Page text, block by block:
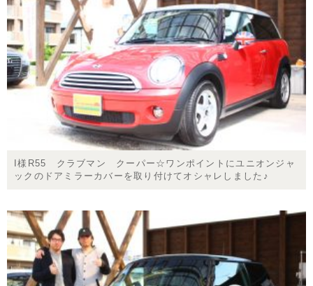
I様R55 クラブマン クーパー☆ワンポイントにユニオンジャ
ックのドアミラーカバーを取り付けてオシャレしました♪